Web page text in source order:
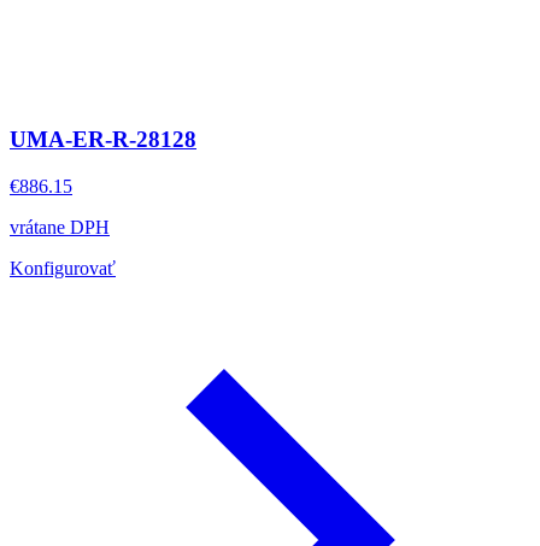
UMA-ER-R-28128
€886.15
vrátane DPH
Konfigurovať